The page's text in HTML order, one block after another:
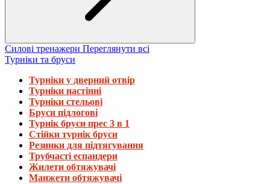
Силові тренажери Переглянути всі
Турніки та бруси
Турніки у дверний отвір
Турніки настінні
Турніки стельові
Бруси підлогові
Турнік бруси прес 3 в 1
Стійки турнік бруси
Резинки для підтягування
Трубчасті еспандери
Жилети обтяжувачі
Манжети обтяжувачі